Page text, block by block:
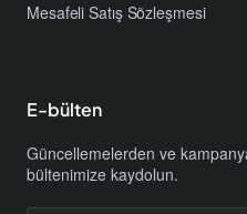
Mesafeli Satış Sözleşmesi
E-bülten
Güncellemelerden ve
bültenimize kaydolun.